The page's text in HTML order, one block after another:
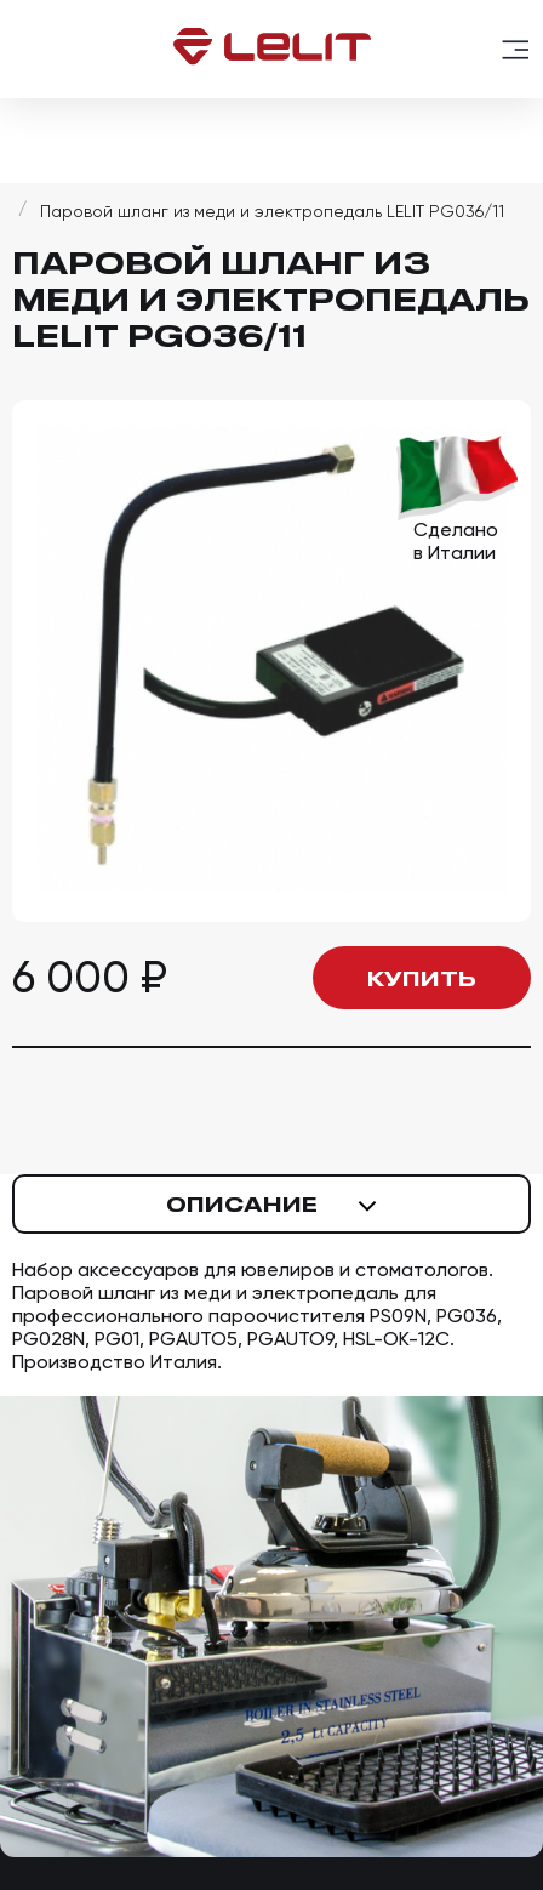
Паровой шланг из меди и электропедаль LELIT PG036/11
ПАРОВОЙ ШЛАНГ ИЗ
МЕДИ И ЭЛЕКТРОПЕДАЛЬ
LELIT PG036/11
6 000 ₽ КУПИТЬ
ОПИСАНИЕ
Набор аксессуаров для ювелиров и стоматологов.
Паровой шланг из меди и электропедаль для
профессионального пароочистителя PS09N, PG036,
PG028N, PG01, PGAUTO5, PGAUTO9, HSL-OK-12C.
Производство Италия.